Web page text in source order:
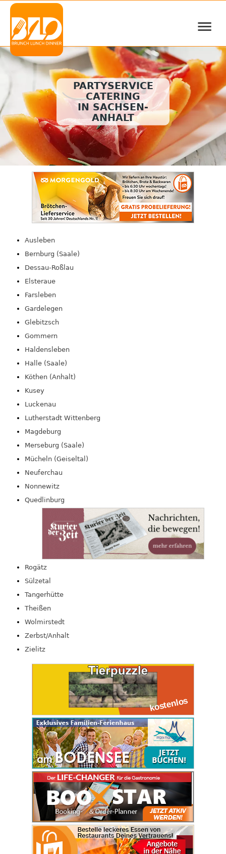
≡
PARTYSERVICE
CATERING
IN SACHSEN-
ANHALT
Ausleben
Bernburg (Saale)
Dessau-Roßlau
Elsteraue
Farsleben
Gardelegen
Glebitzsch
Gommern
Haldensleben
Halle (Saale)
Köthen (Anhalt)
Kusey
Luckenau
Lutherstadt Wittenberg
Magdeburg
Merseburg (Saale)
Mücheln (Geiseltal)
Neuferchau
Nonnewitz
Quedlinburg
Rogätz
Sülzetal
Tangerhütte
Theißen
Wolmirstedt
Zerbst/Anhalt
Zielitz